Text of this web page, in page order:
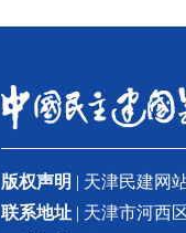
版权声明 | 天津民建网
联系地址 | 天津市河西